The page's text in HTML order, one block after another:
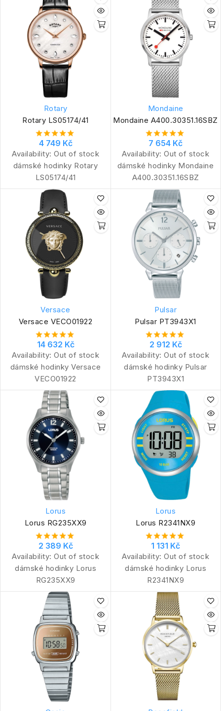
Rotary
Rotary LS05174/41
4 749 Kč
Availability: Out of stock
dámské hodinky Rotary
LS05174/41
Mondaine
Mondaine A400.30351.16SBZ
7 654 Kč
Availability: Out of stock
dámské hodinky Mondaine
A400.30351.16SBZ
Versace
Versace VECO01922
14 632 Kč
Availability: Out of stock
dámské hodinky Versace
VECO01922
Pulsar
Pulsar PT3943X1
2 912 Kč
Availability: Out of stock
dámské hodinky Pulsar
PT3943X1
Lorus
Lorus RG235XX9
2 389 Kč
Availability: Out of stock
dámské hodinky Lorus
RG235XX9
Lorus
Lorus R2341NX9
1 131 Kč
Availability: Out of stock
dámské hodinky Lorus
R2341NX9